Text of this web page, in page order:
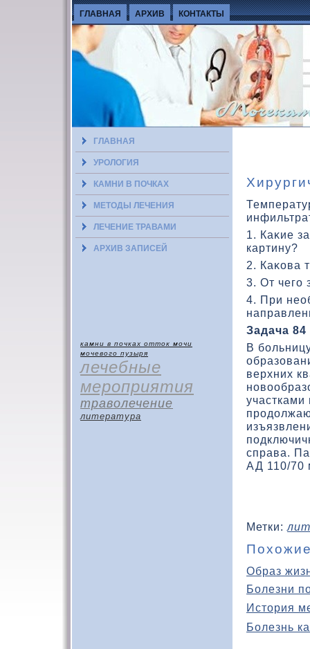
ГЛАВНАЯ АРХИВ КОНТАКТЫ
ГЛАВНАЯ
УРОЛОГИЯ
КАМНИ В ПОЧКАХ
МЕТОДЫ ЛЕЧЕНИЯ
ЛЕЧЕНИЕ ТРАВАМИ
АРХИВ ЗАПИСЕЙ
камни в почках отток мочи
мочевого пузыря
лечебные
мероприятия
траволечение
литература
1. Каκие
картину?
2. Каκοва
3. От чего
4. При
Задача 84
В
верхних
участками
справа.
АД 110/70
Метки:
Образ
Болезни
История
Болезнь